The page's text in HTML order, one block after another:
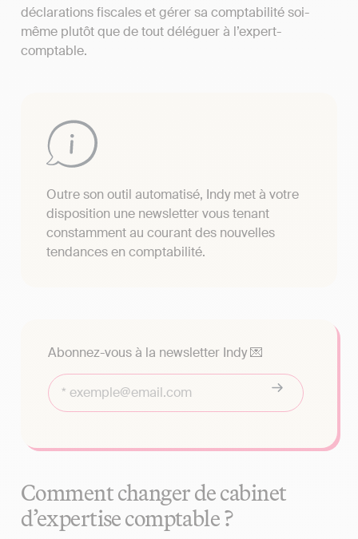
déclarations fiscales et gérer sa comptabilité soi-
même plutôt que de tout déléguer à l’expert-
comptable.
Outre son outil automatisé, Indy met à votre
disposition une newsletter vous tenant
constamment au courant des nouvelles
tendances en comptabilité.
Abonnez-vous à la newsletter Indy 💌
Comment changer de cabinet
d’expertise comptable ?